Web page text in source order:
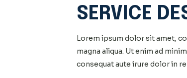
SERVICE
Lorem ipsum dolor sit amet,
magna aliqua. Ut enim ad
consequat aute irure dolor in